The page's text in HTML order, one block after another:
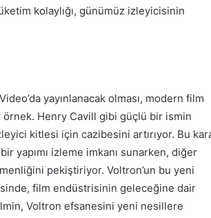
kolaylığı, günümüz izleyicisinin
yayınlanacak olması, modern film
örnek. Henry Cavill gibi güçlü bir ismin
kitlesi için cazibesini artırıyor. Bu
yapımı izleme imkanı sunarken, diğer
pekiştiriyor. Voltron’un bu yeni
film endüstrisinin geleceğine dair
Voltron efsanesini yeni nesillere